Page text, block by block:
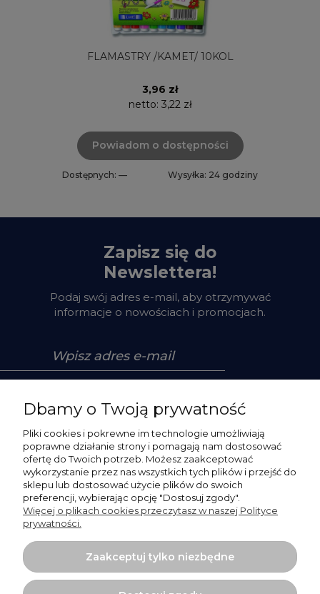
FLAMASTRY /KAMET/ 10KOL
3,96 zł
netto: 3,22 zł
Powiadom o dostępności
Dostępnych: — Wysyłka: 24 godziny
Zapisz się do
Newslettera!
Podaj swój adres e-mail, aby otrzymywać
informacje o nowościach i promocjach.
Pomoc
Moje konto
Płatności i dostawa
O nas
Dbamy o Twoją prywatność
Pliki cookies i pokrewne im technologie umożliwiają
poprawne działanie strony i pomagają nam dostosować
ofertę do Twoich potrzeb. Możesz zaakceptować
wykorzystanie przez nas wszystkich tych plików i przejść do
sklepu lub dostosować użycie plików do swoich
preferencji, wybierając opcję "Dostosuj zgody".
Więcej o plikach cookies przeczytasz w naszej Polityce
prywatności.
Zaakceptuj tylko niezbędne